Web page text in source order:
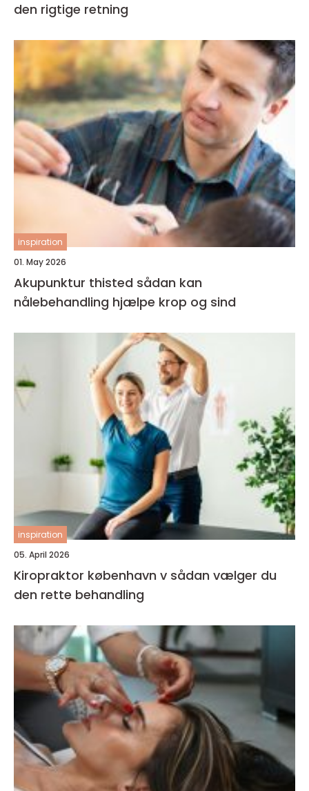
den rigtige retning
inspiration
01. May 2026
Akupunktur thisted sådan kan
nålebehandling hjælpe krop og sind
inspiration
05. April 2026
Kiropraktor københavn v sådan vælger du
den rette behandling